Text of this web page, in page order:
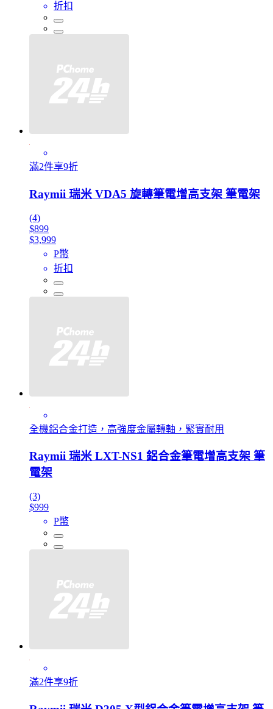
折扣
滿2件享9折
Raymii 瑞米 VDA5 旋轉筆電增高支架 筆電架
(4)
$899
$3,999
P幣
折扣
全機鋁合金打造，高強度金屬轉軸，緊實耐用
Raymii 瑞米 LXT-NS1 鋁合金筆電增高支架 筆
電架
(3)
$999
P幣
滿2件享9折